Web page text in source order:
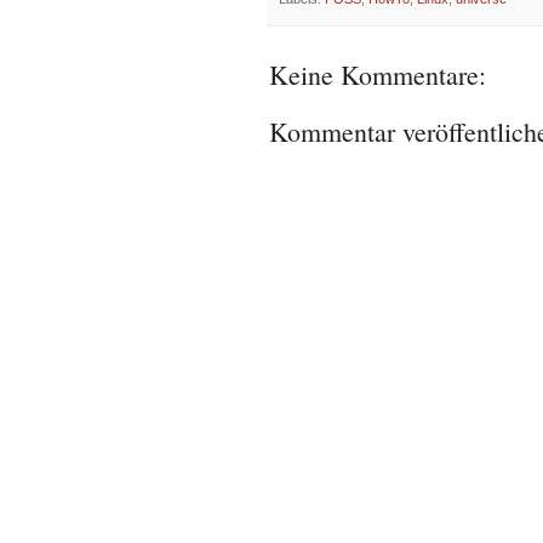
Keine Kommentare:
Kommentar